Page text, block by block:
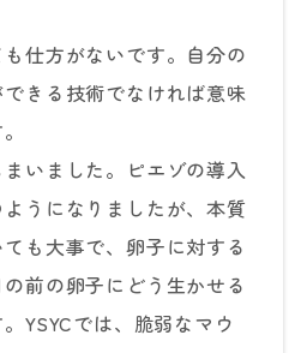
仕方がないです。自分の
きる技術でなければ意味
いました。ピエゾの導入
うになりましたが、本質
も大事で、卵子に対する
前の卵子にどう生かせる
YSYCでは、脆弱なマウ